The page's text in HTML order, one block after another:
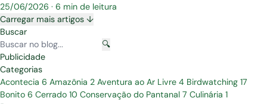
25/06/2026 · 6 min de leitura
Carregar mais artigos ↓
Buscar
🔍
Publicidade
Categorias
Acontecia 6 Amazônia 2 Aventura ao Ar Livre 4 Birdwatching 17
Bonito 6 Cerrado 10 Conservação do Pantanal 7 Culinária 1